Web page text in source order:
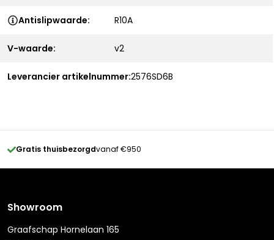
Antislipwaarde: R10A
V-waarde: v2
Leverancier artikelnummer:2576SD6B
Gratis thuisbezorgdvanaf €950
Showroom
Graafschap Hornelaan 165